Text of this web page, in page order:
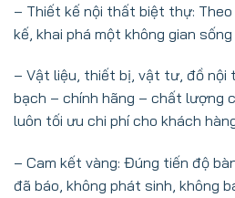
– Thiết kế nội thất biệt thự:
kế, khai phá một không gian
– Vật liệu, thiết bị, vật tư, đồ nội
bạch – chính hãng – chất lượng
luôn tối ưu chi phí cho khách
– Cam kết vàng: Đúng tiến độ
đã báo, không phát sinh, không